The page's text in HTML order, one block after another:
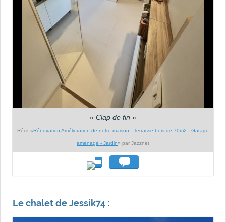
« Clap de fin »
Récit «Rénovation Amélioration de notre maison : Terrasse bois de 70m2 - Garage
aménagé - Jardin» par Jazznet
Le chalet de Jessik74 :